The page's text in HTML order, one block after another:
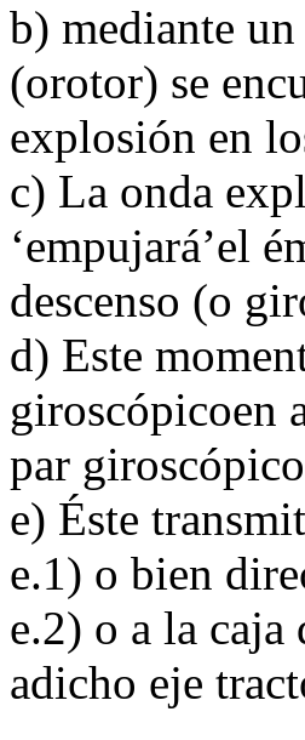
b) mediante
(orotor) se
explosión en
c) La onda
‘empujará’el
descenso (o
d) Este
giroscópicoen
par
e) Éste
e.1) o bien
e.2) o a la caja
adicho eje